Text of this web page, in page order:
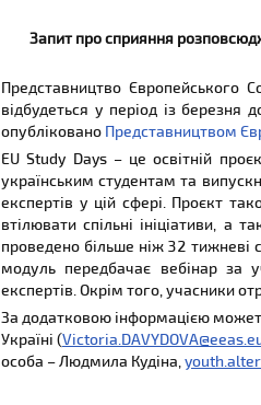
Запит про сприяння
Представництво Європейського
відбудеться у період із
опубліковано Представництвом
EU Study Days – це освітній
українським студентам та
експертів у цій сфері. Проєкт
втілювати спільні ініціативи,
проведено більше ніж 32 тижневі
модуль передбачає вебінар за
експертів. Окрім того, учасники
За додатковою інформацією
Україні (
особа – Людмила Кудіна,